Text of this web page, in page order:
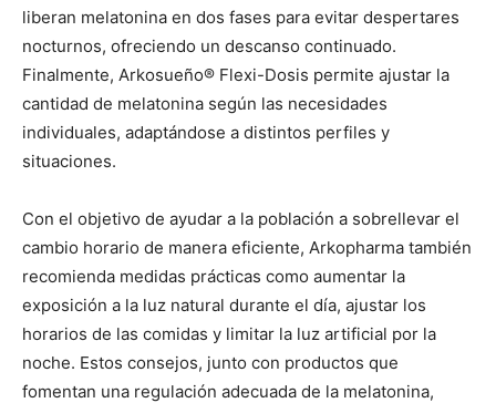
liberan melatonina en dos fases para evitar despertares
nocturnos, ofreciendo un descanso continuado.
Finalmente, Arkosueño® Flexi-Dosis permite ajustar la
cantidad de melatonina según las necesidades
individuales, adaptándose a distintos perfiles y
situaciones.
Con el objetivo de ayudar a la población a sobrellevar el
cambio horario de manera eficiente, Arkopharma también
recomienda medidas prácticas como aumentar la
exposición a la luz natural durante el día, ajustar los
horarios de las comidas y limitar la luz artificial por la
noche. Estos consejos, junto con productos que
fomentan una regulación adecuada de la melatonina,